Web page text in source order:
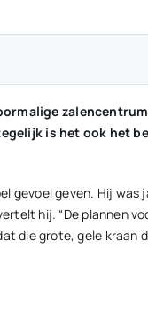
is het ook het
gevoel geven. Hij was
hij. “De plannen
die grote, gele kraan